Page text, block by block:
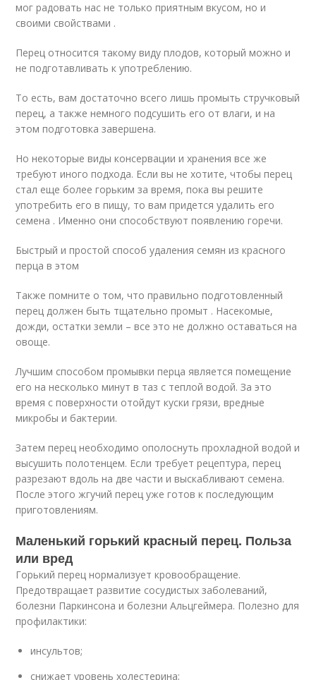
мог радовать нас не только приятным вкусом, но и
своими свойствами .
Перец относится такому виду плодов, который можно и
не подготавливать к употреблению.
То есть, вам достаточно всего лишь промыть стручковый
перец, а также немного подсушить его от влаги, и на
этом подготовка завершена.
Но некоторые виды консервации и хранения все же
требуют иного подхода. Если вы не хотите, чтобы перец
стал еще более горьким за время, пока вы решите
употребить его в пищу, то вам придется удалить его
семена . Именно они способствуют появлению горечи.
Быстрый и простой способ удаления семян из красного
перца в этом
Также помните о том, что правильно подготовленный
перец должен быть тщательно промыт . Насекомые,
дожди, остатки земли – все это не должно оставаться на
овоще.
Лучшим способом промывки перца является помещение
его на несколько минут в таз с теплой водой. За это
время с поверхности отойдут куски грязи, вредные
микробы и бактерии.
Затем перец необходимо ополоснуть прохладной водой и
высушить полотенцем. Если требует рецептура, перец
разрезают вдоль на две части и выскабливают семена.
После этого жгучий перец уже готов к последующим
приготовлениям.
Маленький горький красный перец. Польза
или вред
Горький перец нормализует кровообращение.
Предотвращает развитие сосудистых заболеваний,
болезни Паркинсона и болезни Альцгеймера. Полезно для
профилактики:
инсультов;
снижает уровень холестерина;